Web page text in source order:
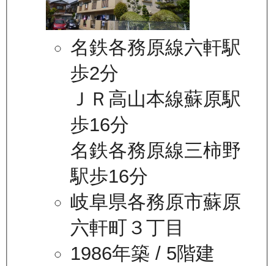
名鉄各務原線六軒駅
歩2分
ＪＲ高山本線蘇原駅
歩16分
名鉄各務原線三柿野
駅歩16分
岐阜県各務原市蘇原
六軒町３丁目
1986年築 / 5階建